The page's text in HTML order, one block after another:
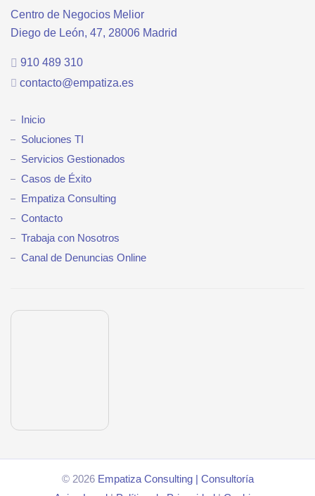
Centro de Negocios Melior
Diego de León, 47, 28006 Madrid
910 489 310
contacto@empatiza.es
Inicio
Soluciones TI
Servicios Gestionados
Casos de Éxito
Empatiza Consulting
Contacto
Trabaja con Nosotros
Canal de Denuncias Online
© 2026 Empatiza Consulting | Consultoría